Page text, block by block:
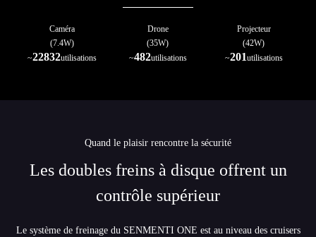
Caméra
(7.4W)
~22832utilisations
Drone
(35W)
~482utilisations
Projecteur
(42W)
~201utilisations
Quand le plaisir rencontre la sécurité
Les doubles freins à disque offrent un
contrôle supérieur
Le système de freinage du SENMENTI ONE est au niveau des cruisers